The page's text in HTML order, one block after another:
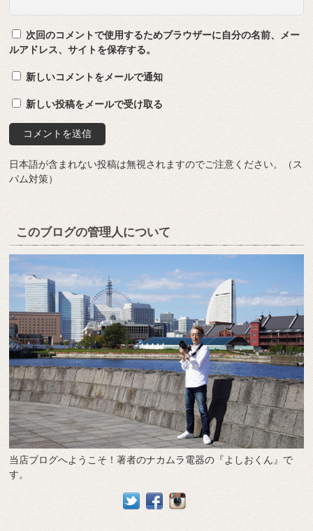
次回のコメントで使用するためブラウザーに自分の名前、メー
ルアドレス、サイトを保存する。
新しいコメントをメールで通知
新しい投稿をメールで受け取る
日本語が含まれない投稿は無視されますのでご注意ください。（ス
パム対策）
このブログの管理人について
当店ブログへようこそ！著者のナカムラ電器の『よしおくん』で
す。